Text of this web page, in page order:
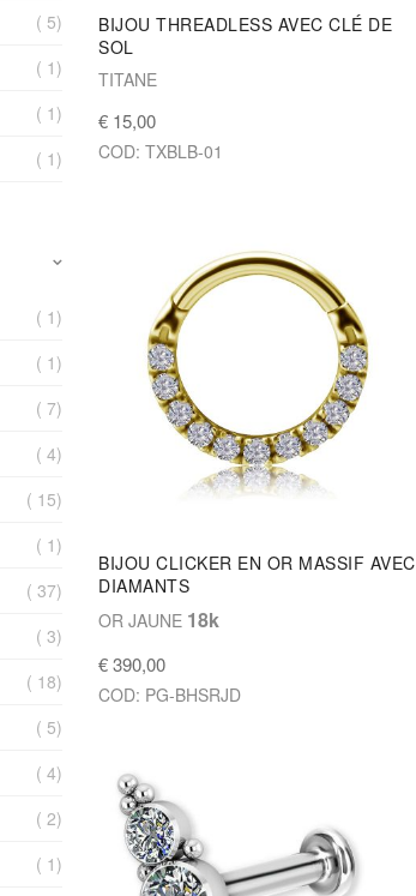
BIJOU THREADLESS AVEC CLÉ DE
SOL
TITANE
€ 15,00
COD: TXBLB-01
BIJOU CLICKER EN OR MASSIF AVEC
DIAMANTS
OR JAUNE 18k
€ 390,00
COD: PG-BHSRJD
5
1
1
1
1
1
7
4
15
1
37
3
18
5
4
2
1